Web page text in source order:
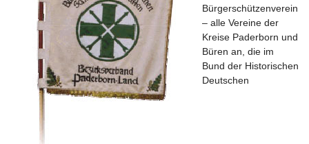
Bürgerschützenverein
– alle Vereine der
Kreise Paderborn und
Büren an, die im
Bund der Historischen
Deutschen